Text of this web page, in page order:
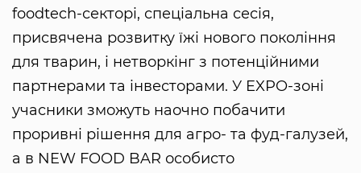
foodtech-секторі, спеціальна сесія,
присвячена розвитку їжі нового покоління
для тварин, і нетворкінг з потенційними
партнерами та інвесторами. У EXPO-зоні
учасники зможуть наочно побачити
проривні рішення для агро- та фуд-галузей,
а в NEW FOOD BAR особисто